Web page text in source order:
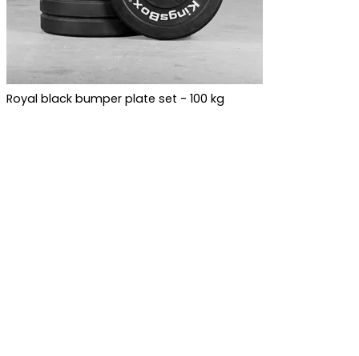
Royal black bumper plate set - 100 kg